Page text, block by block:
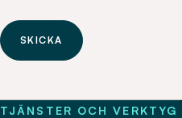
SKICKA
TJÄNSTER OCH VERKTYG